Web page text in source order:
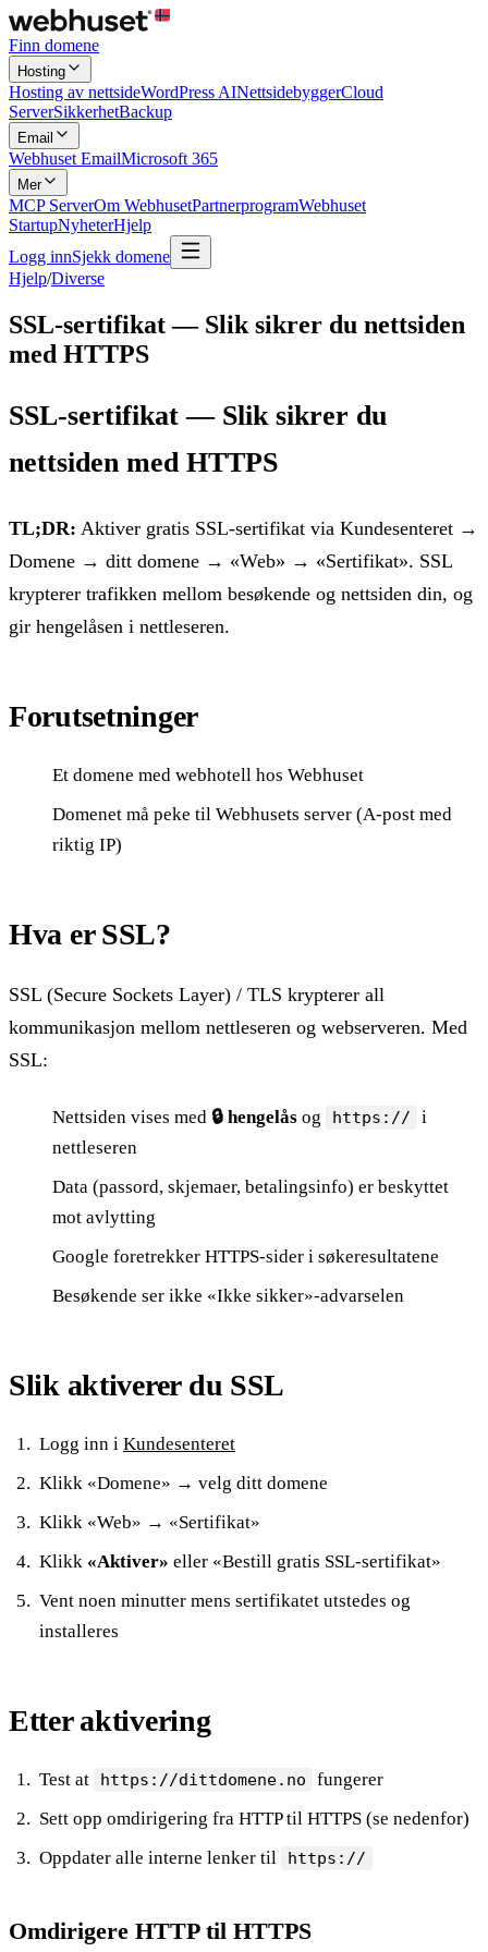
Finn domene
Hosting
Hosting av nettsideWordPress AINettsidebyggerCloud
ServerSikkerhetBackup
Email
Webhuset EmailMicrosoft 365
Mer
MCP ServerOm WebhusetPartnerprogramWebhuset
StartupNyheterHjelp
Logg innSjekk domene
Hjelp/Diverse
SSL-sertifikat — Slik sikrer du nettsiden
med HTTPS
SSL-sertifikat — Slik sikrer du
nettsiden med HTTPS
TL;DR: Aktiver gratis SSL-sertifikat via Kundesenteret →
Domene → ditt domene → «Web» → «Sertifikat». SSL
krypterer trafikken mellom besøkende og nettsiden din, og
gir hengelåsen i nettleseren.
Forutsetninger
Et domene med webhotell hos Webhuset
Domenet må peke til Webhusets server (A-post med
riktig IP)
Hva er SSL?
SSL (Secure Sockets Layer) / TLS krypterer all
kommunikasjon mellom nettleseren og webserveren. Med
SSL:
Nettsiden vises med 🔒 hengelås og https://
i
nettleseren
Data (passord, skjemaer, betalingsinfo) er beskyttet
mot avlytting
Google foretrekker HTTPS-sider i søkeresultatene
Besøkende ser ikke «Ikke sikker»-advarselen
Slik aktiverer du SSL
Logg inn i Kundesenteret
Klikk «Domene» → velg ditt domene
Klikk «Web» → «Sertifikat»
Klikk «Aktiver» eller «Bestill gratis SSL-sertifikat»
Vent noen minutter mens sertifikatet utstedes og
installeres
Etter aktivering
Test at https://dittdomene.no
fungerer
Sett opp omdirigering fra HTTP til HTTPS (se nedenfor)
Oppdater alle interne lenker til
https://
Omdirigere HTTP til HTTPS